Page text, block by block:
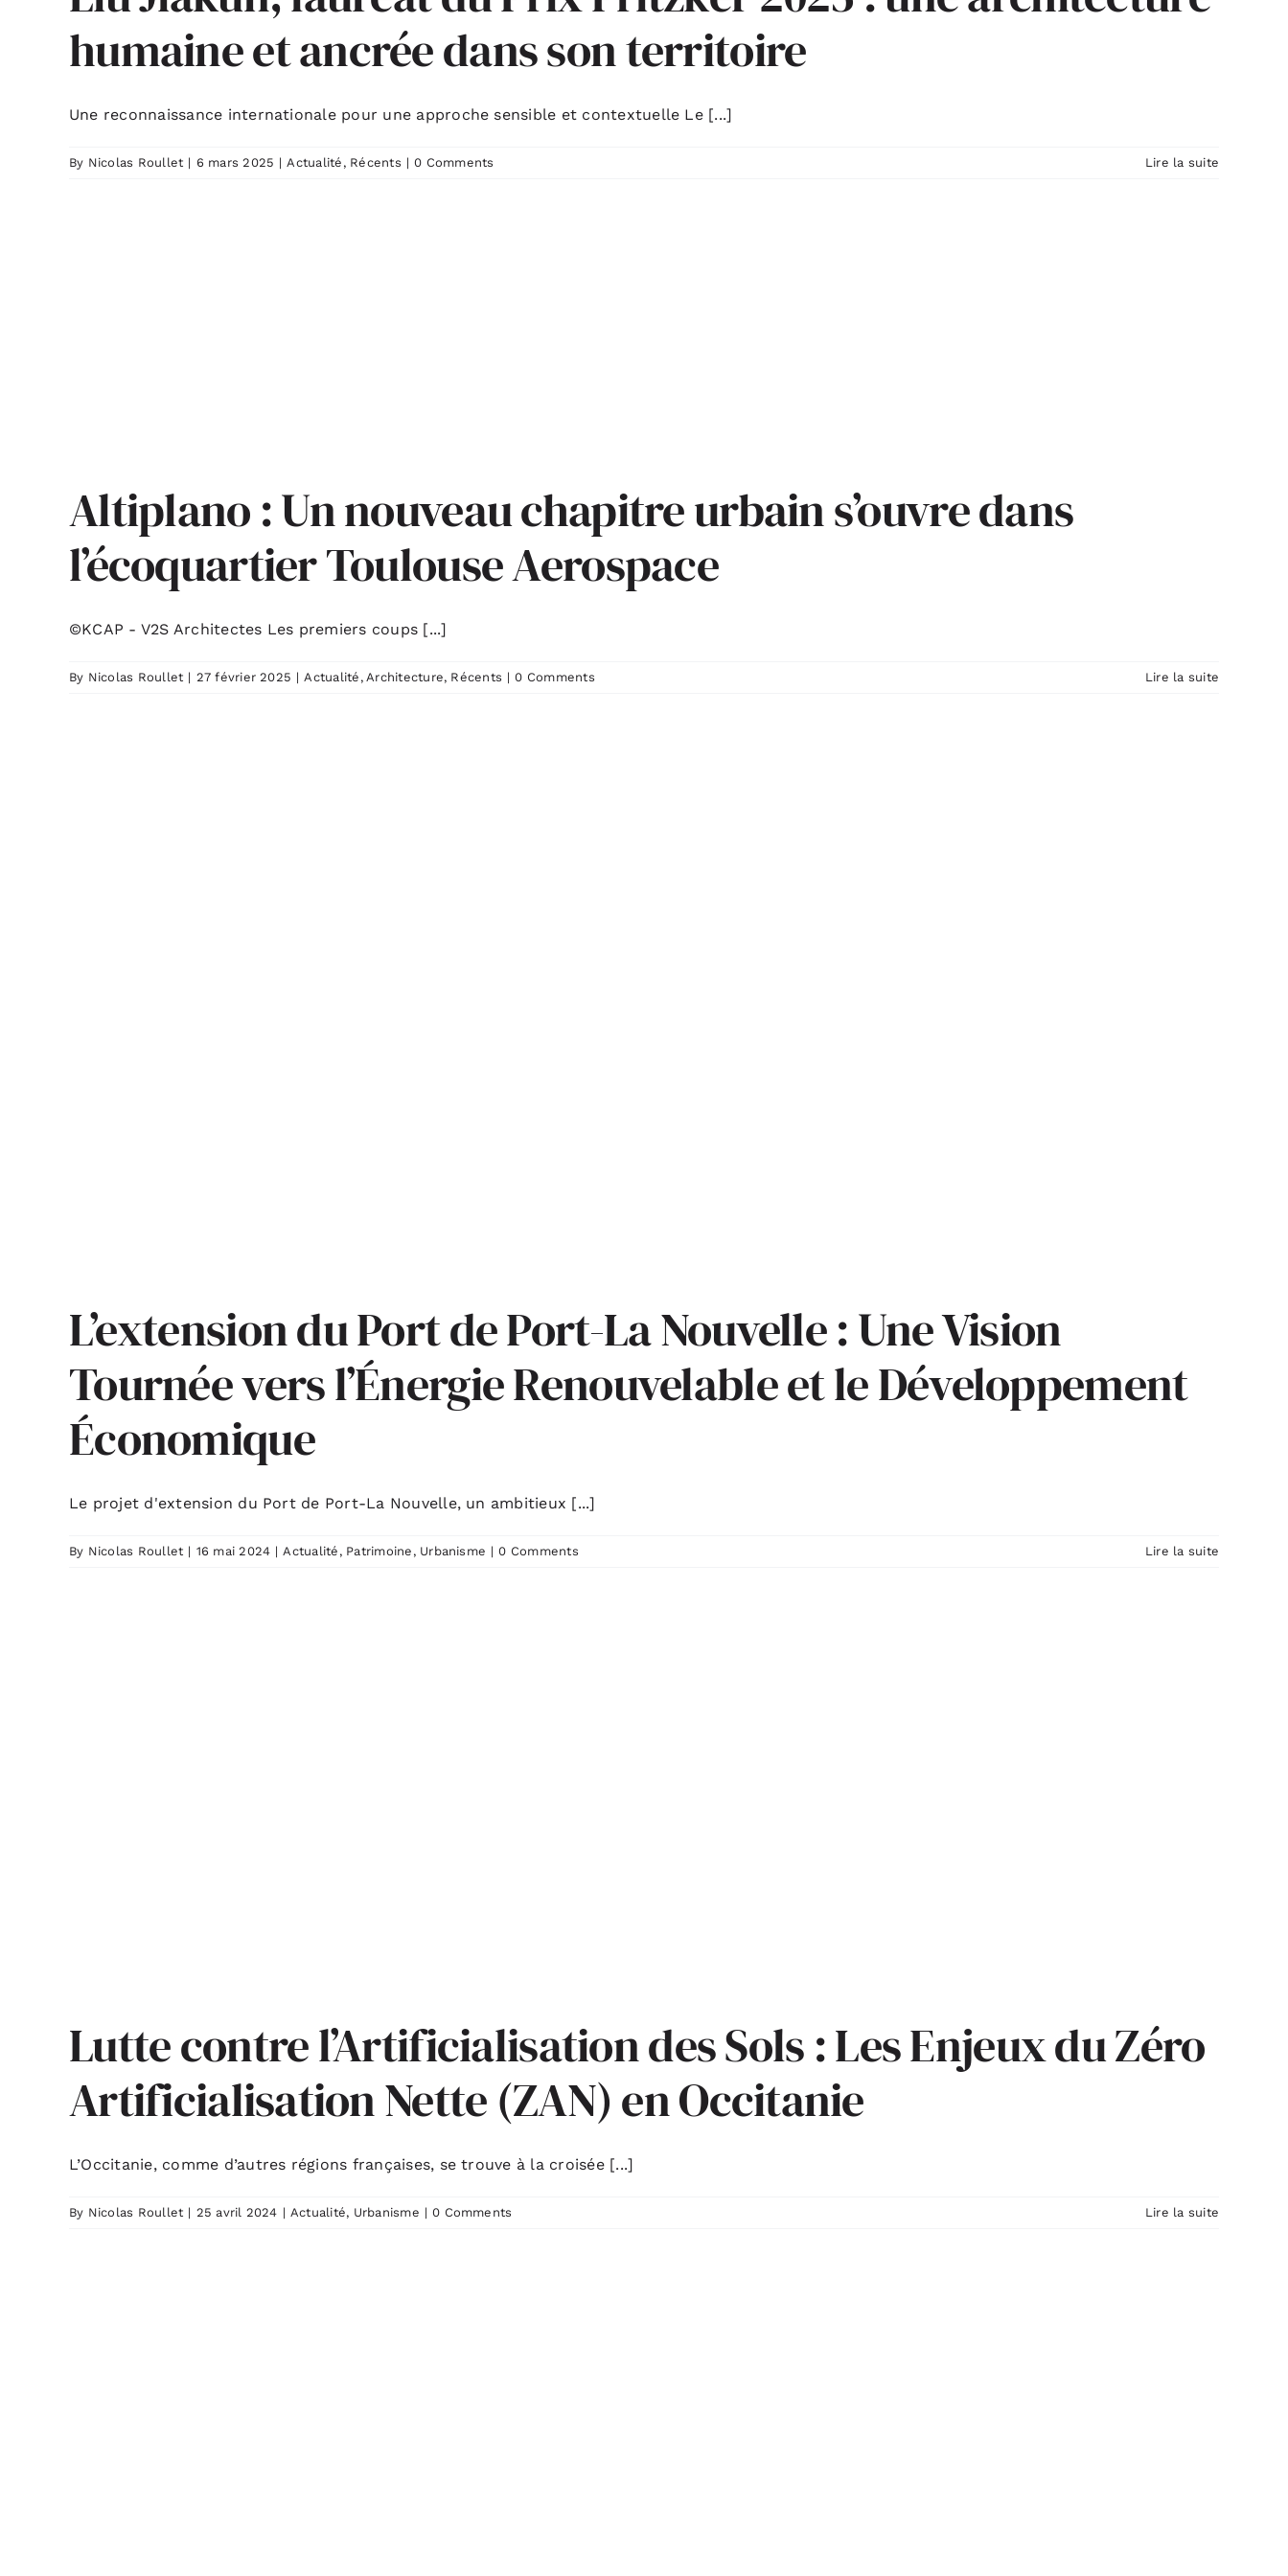
humaine et ancrée dans son territoire
Une reconnaissance internationale pour une approche sensible et contextuelle Le [...]
By Nicolas Roullet | 6 mars 2025 | Actualité , Récents | 0 Comments Lire la suite
Altiplano : Un nouveau chapitre urbain s’ouvre dans
l’écoquartier Toulouse Aerospace
©KCAP - V2S Architectes Les premiers coups [...]
By Nicolas Roullet | 27 février 2025 | Actualité ,Architecture, Récents | 0 Comments Lire la suite
L’extension du Port de Port-La Nouvelle : Une Vision
Tournée vers l’Énergie Renouvelable et le Développement
Économique
Le projet d'extension du Port de Port-La Nouvelle, un ambitieux [...]
By Nicolas Roullet | 16 mai 2024 | Actualité , Patrimoine , Urbanisme | 0 Comments Lire la suite
Lutte contre l’Artificialisation des Sols : Les Enjeux du Zéro
Artificialisation Nette (ZAN) en Occitanie
L’Occitanie, comme d’autres régions françaises, se trouve à la croisée [...]
By Nicolas Roullet | 25 avril 2024 | Actualité, Urbanisme | 0 Comments Lire la suite